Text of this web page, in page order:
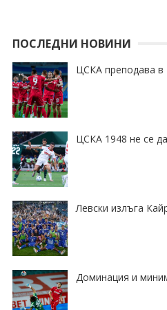
ПОСЛЕДНИ НОВИНИ
ЦСКА преподава в
ЦСКА 1948 не се
Левски излъга
Доминация и